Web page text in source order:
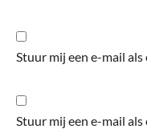
Stuur mij een e-mail
Stuur mij een e-mail